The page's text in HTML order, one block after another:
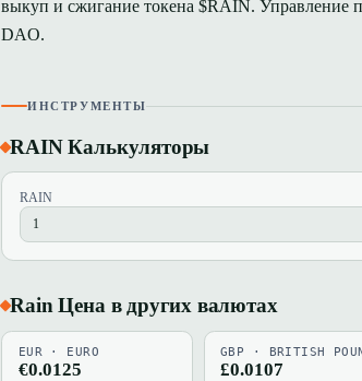
выкуп и сжигание токена $RAIN. Управление
DAO.
ИНСТРУМЕНТЫ
RAIN Калькуляторы
RAIN
Rain Цена в других валютах
EUR · EURO
€0.0125
GBP · BRITISH
£0.0107